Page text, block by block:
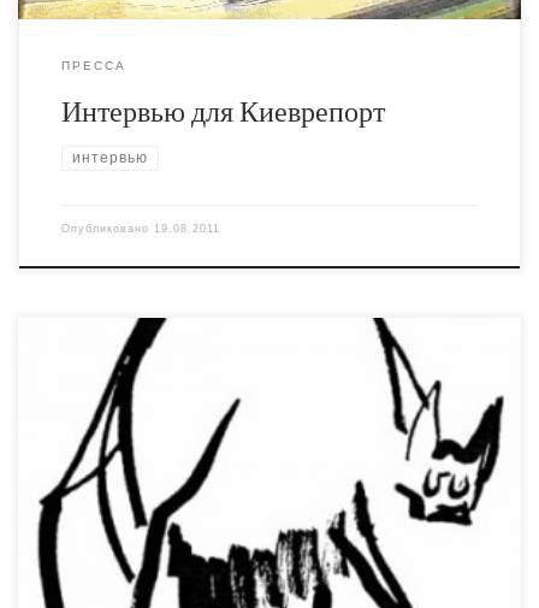
ПРЕССА
Интервью для Киеврепорт
интервью
Опубликовано 19.08.2011
На Багнете вывесили интервью которое я взял у
единственного в своём роде анархиста
правозащитника Миши Каменева после его визита в
Белорусию. Когда меня задерживали, я как раз начинал
наблюдать мирной акцией солидарности у здания КГБ.
После выяснилось, что акция была
несанкционированной, по словам начальника пресс-
службы ГУВД Минска товарища Ластовского: «Никто […]